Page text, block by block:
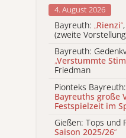
4. August 2026
Bayreuth: „Rienzi“
(zweite
Bayreuth:
„Verstummte
Friedman
Pionteks Bayreuth:
Bayreuths große
Festspielzeit im
Gießen: Tops und
Saison 2025/26“